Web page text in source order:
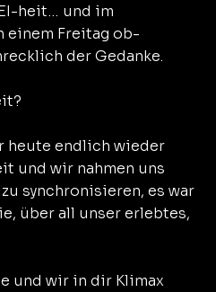
heit… und im
einem Freitag ob-
der Gedanke.
heute endlich wieder
und wir nahmen uns
synchronisieren, es war
über all unser erlebtes,
und wir in dir Klimax